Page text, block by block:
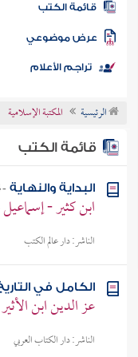
المكتبة
الكتب
موضوعي
تراجم الأعلام
الرئيسية المكتبة الإسلامية
قائمة الكتب
البداية والنهاية -
ابن كثير -
الناشر:دار عالم الكتب
الكامل في
عز الدين ابن
الناشر:دار الكتاب العربي